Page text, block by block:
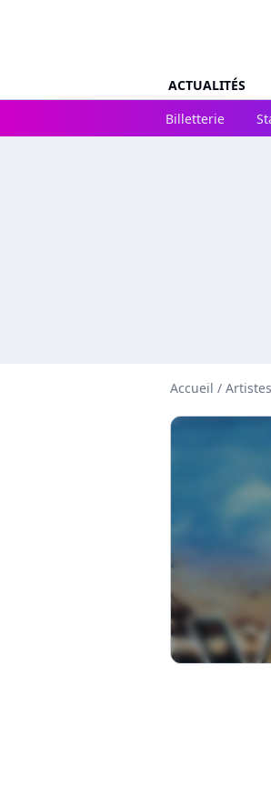
ACTUALITÉS
Billetterie
Accueil / Artistes